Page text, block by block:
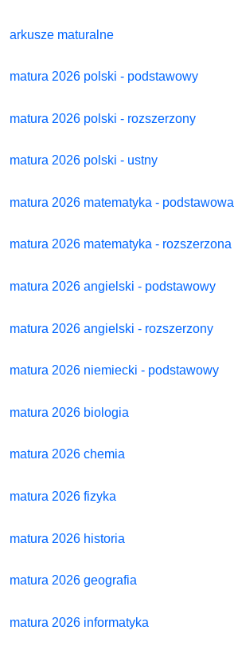
arkusze maturalne
matura 2026 polski - podstawowy
matura 2026 polski - rozszerzony
matura 2026 polski - ustny
matura 2026 matematyka - podstawowa
matura 2026 matematyka - rozszerzona
matura 2026 angielski - podstawowy
matura 2026 angielski - rozszerzony
matura 2026 niemiecki - podstawowy
matura 2026 biologia
matura 2026 chemia
matura 2026 fizyka
matura 2026 historia
matura 2026 geografia
matura 2026 informatyka